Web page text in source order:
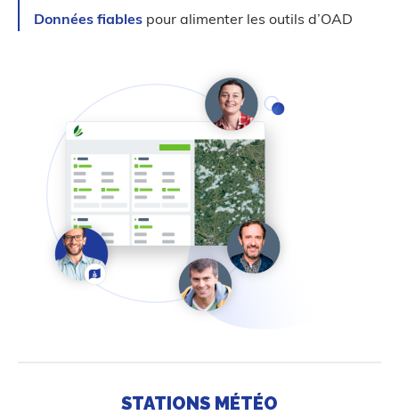
Données fiables pour alimenter les outils d’OAD
STATIONS MÉTÉO